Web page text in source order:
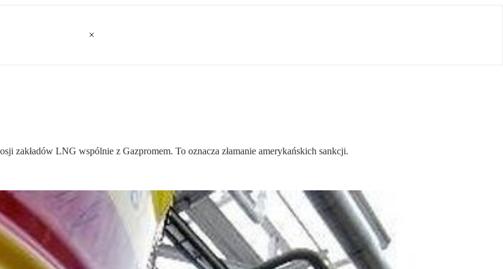
LNG wspólnie z Gazpromem. To oznacza złamanie amerykańskich sankcji.